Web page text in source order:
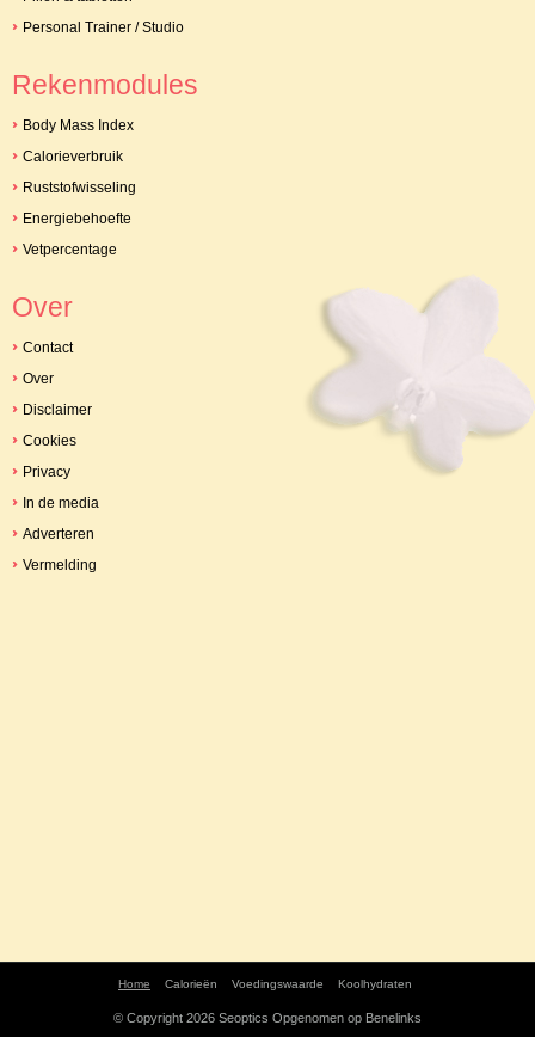
Personal Trainer / Studio
Rekenmodules
Body Mass Index
Calorieverbruik
Ruststofwisseling
Energiebehoefte
Vetpercentage
Over
Contact
Over
Disclaimer
Cookies
Privacy
In de media
Adverteren
Vermelding
Home Calorieën Voedingswaarde Koolhydraten
© Copyright 2026 Seoptics Opgenomen op Benelinks